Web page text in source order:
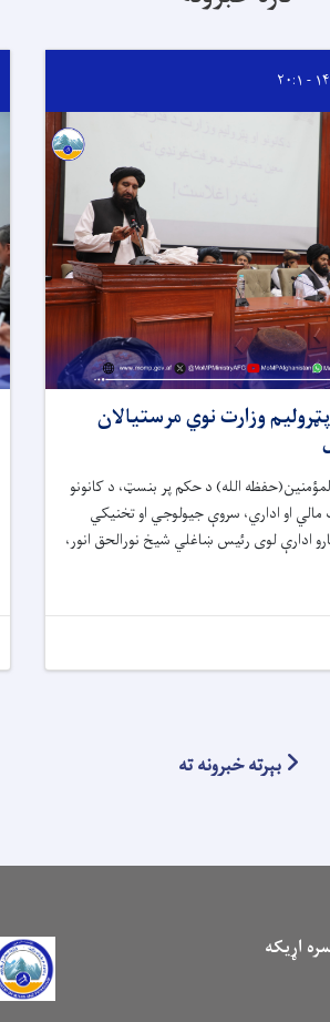
پټرولیم وزارت نوي مرستیالان
الله) د حکم پر بنسټ، د کانونو
مالي او اداري، سروې جیولوجي او تخنیکي
ادارې لوی رئیس ښاغلي شیخ نورالحق انور،
بېرته خبرونه ته
اړیکه